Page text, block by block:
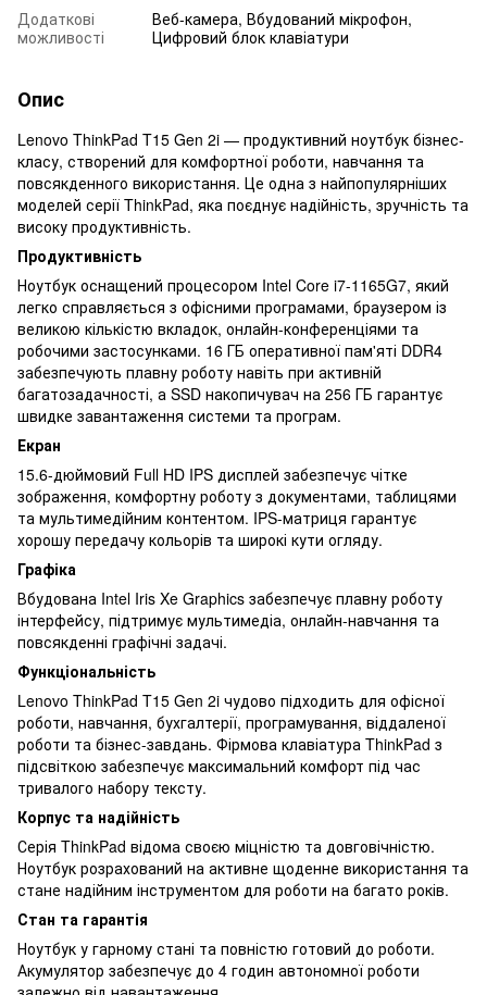
Додаткові
можливості
Веб-камера, Вбудований мікрофон,
Цифровий блок клавіатури
Опис
Lenovo ThinkPad T15 Gen 2i — продуктивний ноутбук бізнес-
класу, створений для комфортної роботи, навчання та
повсякденного використання. Це одна з найпопулярніших
моделей серії ThinkPad, яка поєднує надійність, зручність та
високу продуктивність.
Продуктивність
Ноутбук оснащений процесором Intel Core i7-1165G7, який
легко справляється з офісними програмами, браузером із
великою кількістю вкладок, онлайн-конференціями та
робочими застосунками. 16 ГБ оперативної пам'яті DDR4
забезпечують плавну роботу навіть при активній
багатозадачності, а SSD накопичувач на 256 ГБ гарантує
швидке завантаження системи та програм.
Екран
15.6-дюймовий Full HD IPS дисплей забезпечує чітке
зображення, комфортну роботу з документами, таблицями
та мультимедійним контентом. IPS-матриця гарантує
хорошу передачу кольорів та широкі кути огляду.
Графіка
Вбудована Intel Iris Xe Graphics забезпечує плавну роботу
інтерфейсу, підтримує мультимедіа, онлайн-навчання та
повсякденні графічні задачі.
Функціональність
Lenovo ThinkPad T15 Gen 2i чудово підходить для офісної
роботи, навчання, бухгалтерії, програмування, віддаленої
роботи та бізнес-завдань. Фірмова клавіатура ThinkPad з
підсвіткою забезпечує максимальний комфорт під час
тривалого набору тексту.
Корпус та надійність
Серія ThinkPad відома своєю міцністю та довговічністю.
Ноутбук розрахований на активне щоденне використання та
стане надійним інструментом для роботи на багато років.
Стан та гарантія
Ноутбук у гарному стані та повністю готовий до роботи.
Акумулятор забезпечує до 4 годин автономної роботи